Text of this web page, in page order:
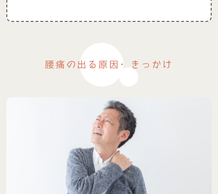
腰痛の出る原因・きっかけ